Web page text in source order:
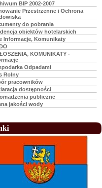
BIP 2002-2007
Przestrzenne i Ochrona
do pobrania
obiektów hotelarskich
Informacje, Komunikaty
KOMUNIKATY -
Odpadami
Rolny
pracowników
dostępności
publiczne
jakości wody